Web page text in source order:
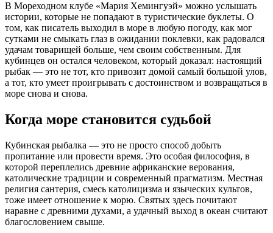
В Мореходном клубе «Мария Хемингуэй» можно услышать
истории, которые не попадают в туристические буклеты. О
том, как писатель выходил в море в любую погоду, как мог
сутками не смыкать глаз в ожидании поклевки, как радовался
удачам товарищей больше, чем своим собственным. Для
кубинцев он остался человеком, который доказал: настоящий
рыбак — это не тот, кто привозит домой самый большой улов,
а тот, кто умеет проигрывать с достоинством и возвращаться в
море снова и снова.
Когда море становится судьбой
Кубинская рыбалка — это не просто способ добыть
пропитание или провести время. Это особая философия, в
которой переплелись древние африканские верования,
католические традиции и современный прагматизм. Местная
религия сантерия, смесь католицизма и языческих культов,
тоже имеет отношение к морю. Святых здесь почитают
наравне с древними духами, а удачный выход в океан считают
благословением свыше.